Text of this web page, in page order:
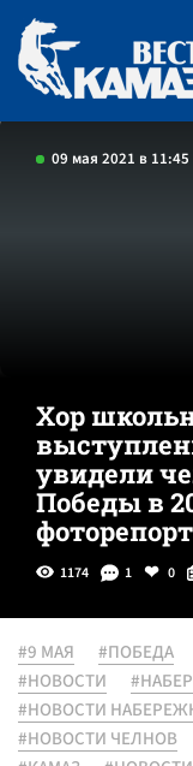
09 мая 2021 в 11:45
Хор
увидели
Победы в
1174 1 0
#9 МАЯ #ПОБЕДА
#НОВОСТИ
#НОВОСТИ
#НОВОСТИ ЧЕЛНОВ